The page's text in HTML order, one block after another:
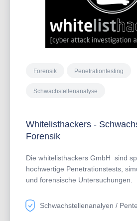
Forensik Penetrationtesting
Schwachstellenanalyse
Whitelisthackers -
Forensik
Die whitelisthackers GmbH sind
hochwertige Penetrationstests,
und forensische Untersuchungen.
Schwachstellenanalyen /